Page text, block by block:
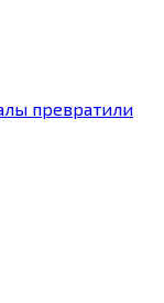
превратили